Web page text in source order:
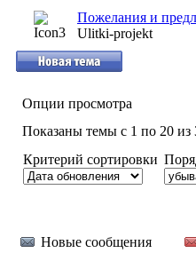
Пожелания и
Ulitki-projekt
Опции просмотра
Показаны темы с 1 по 20 из
Критерий сортировки
Новые сообщения